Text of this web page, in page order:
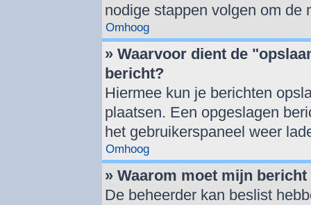
nodige stappen volgen om de
Omhoog
» Waarvoor dient de
bericht?
Hiermee kun je berichten
plaatsen. Een opgeslagen
het gebruikerspaneel weer
Omhoog
» Waarom moet mijn
De beheerder kan beslist